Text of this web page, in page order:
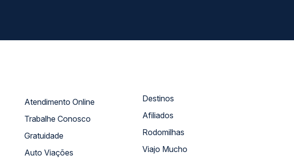
Atendimento Online
Trabalhe Conosco
Gratuidade
Auto Viações
Destinos
Afiliados
Rodomilhas
Viajo Mucho